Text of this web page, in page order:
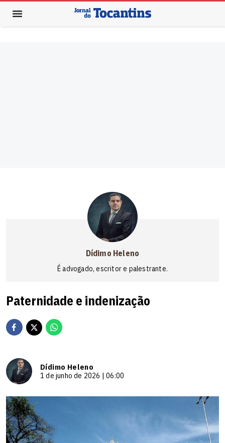
Dídimo Heleno
É advogado, escritor e palestrante.
Paternidade e indenização
Dídimo Heleno
1 de junho de 2026 | 06:00